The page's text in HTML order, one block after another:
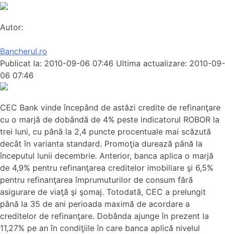
Autor:
Bancherul.ro
Publicat la: 2010-09-06 07:46 Ultima actualizare: 2010-09-
06 07:46
CEC Bank vinde începând de astăzi credite de refinanţare
cu o marjă de dobândă de 4% peste indicatorul ROBOR la
trei luni, cu până la 2,4 puncte procentuale mai scăzută
decât în varianta standard. Promoţia durează până la
începutul lunii decembrie. Anterior, banca aplica o marjă
de 4,9% pentru refinanţarea creditelor imobiliare şi 6,5%
pentru refinanţarea împrumuturilor de consum fără
asigurare de viaţă şi şomaj. Totodată, CEC a prelungit
până la 35 de ani perioada maximă de acordare a
creditelor de refinanţare. Dobânda ajunge în prezent la
11,27% pe an în condiţiile în care banca aplică nivelul